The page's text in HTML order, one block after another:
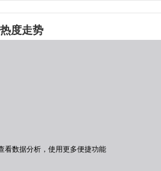
度走势
看数据分析，使用更多便捷功能